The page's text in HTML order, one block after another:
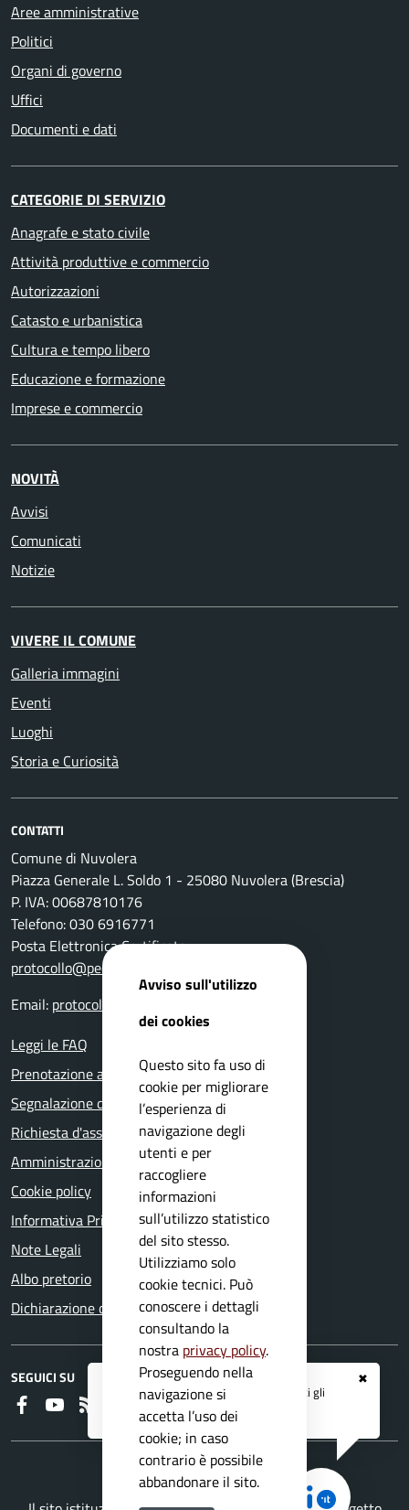
✖
Registrati ai serviziAPP IO
e ricevi tutti gli
aggiornamenti dall'Ente
Aree amministrative
Politici
Organi di governo
Uffici
Documenti e dati
CATEGORIE DI SERVIZIO
Anagrafe e stato civile
Attività produttive e commercio
Autorizzazioni
Catasto e urbanistica
Cultura e tempo libero
Educazione e formazione
Imprese e commercio
NOVITÀ
Avvisi
Comunicati
Notizie
VIVERE IL COMUNE
Galleria immagini
Eventi
Luoghi
Storia e Curiosità
CONTATTI
Comune di Nuvolera
Piazza Generale L. Soldo 1 - 25080 Nuvolera (Brescia)
P. IVA: 00687810176
Telefono: 030 6916771
Posta Elettronica Certificata:
protocollo@pec.comune.nuvolera.bs.it
Email: protocollo@comune.nuvolera.bs.it
Leggi le FAQ
Prenotazione appuntamento
Segnalazione disservizio
Richiesta d'assistenza
Amministrazione trasparente
Cookie policy
Informativa Privacy
Note Legali
Albo pretorio
Dichiarazione di accessibilità
SEGUICI SU
FaceboookYoutube
Avviso sull'utilizzo
dei cookies
Questo sito fa uso di
cookie per migliorare
l’esperienza di
navigazione degli
utenti e per
raccogliere
informazioni
sull’utilizzo statistico
del sito stesso.
Utilizziamo solo
cookie tecnici. Può
conoscere i dettagli
consultando la
nostra privacy policy.
Proseguendo nella
navigazione si
accetta l’uso dei
cookie; in caso
contrario è possibile
abbandonare il sito.